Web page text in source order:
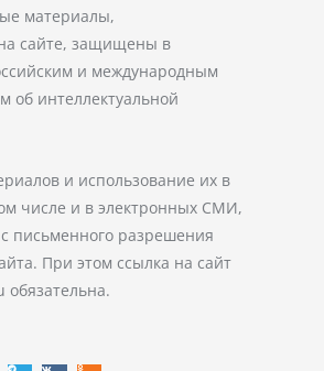
материалы,
сайте, защищены в
и международным
об интеллектуальной
и использование их в
числе и в электронных СМИ,
письменного разрешения
При этом ссылка на сайт